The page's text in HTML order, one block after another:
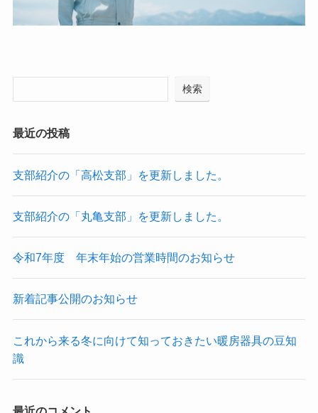
検索
最近の投稿
支部紹介の「高松支部」を更新しました。
支部紹介の「丸亀支部」を更新しました。
令和7年度 年末年始の営業時間のお知らせ
新着記事公開のお知らせ
これから来る冬に向けて知っておきたい暖房器具の豆知
識